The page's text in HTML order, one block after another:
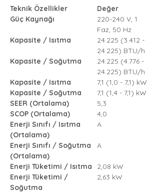
Teknik Özellikler
Değer
Güç Kaynağı
220-240 V, 1
Faz, 50 Hz
Kapasite / Isıtma
24.225 (3.412 -
24.225) BTU/h
Kapasite / Soğutma
24.225 (4.776 -
24.225) BTU/h
Kapasite / Isıtma
7,1 (1,0 - 7,1) kW
Kapasite / Soğutma
7,1 (1,4 - 7,1) kW
SEER (Ortalama)
5,3
SCOP (Ortalama)
4,0
Enerji Sınıfı / Isıtma
(Ortalama)
A
Enerji Sınıfı / Soğutma
(Ortalama)
A
Enerji Tüketimi / Isıtma
2,08 kW
Enerji Tüketimi /
Soğutma
2,63 kW